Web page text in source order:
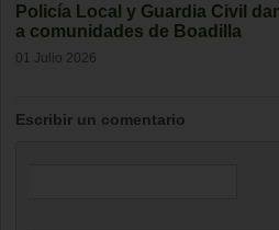
Policía Local y Guardia Civil
a comunidades de Boadilla
01 Julio 2026
Escribir un comentario